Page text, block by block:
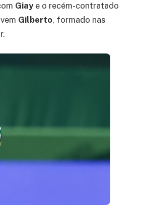
Giaye o recém-contratado
Gilberto, formado nas